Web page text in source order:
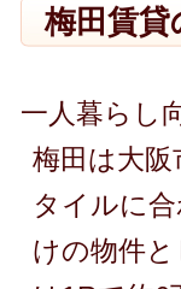
梅田賃貸
一人暮らし
梅田は大
タイルに
けの物件